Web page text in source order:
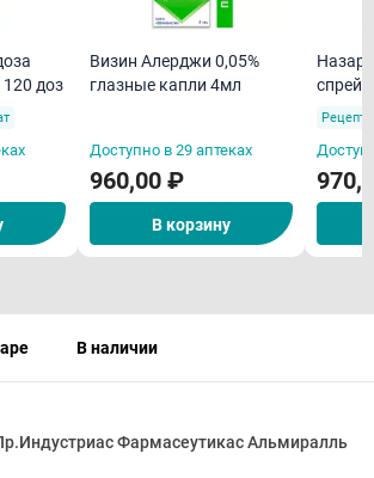
доз
Визин Алерджи 0,05%
глазные капли 4мл
Доступно в 29 аптеках
960,00 ₽
В корзину
спрей
В наличии
Фармасеутикас Альмиралль